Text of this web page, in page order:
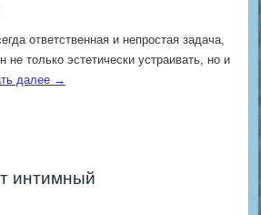
ответственная и непростая задача,
не только эстетически устраивать, но и
далее →
интимный